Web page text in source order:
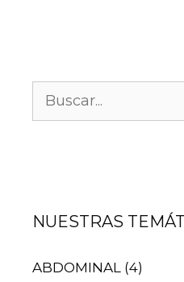
NUESTRAS
ABDOMINAL (4)